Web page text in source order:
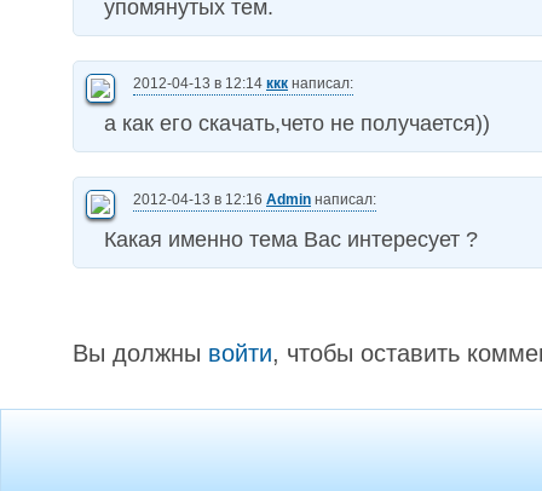
упомянутых тем.
2012-04-13 в 12:14 ккк написал:
а как его скачать,чето не получается))
2012-04-13 в 12:16 Admin написал:
Какая именно тема Вас интересует ?
Вы должны войти, чтобы оставить